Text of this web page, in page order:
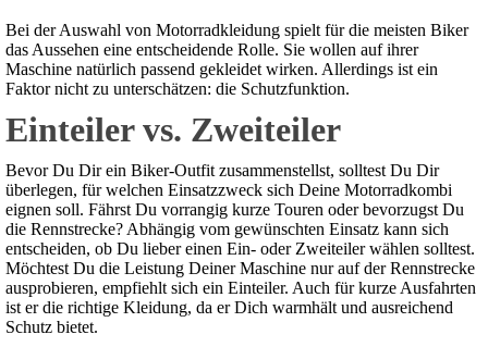
Bei der Auswahl von Motorradkleidung spielt für die meisten Biker
das Aussehen eine entscheidende Rolle. Sie wollen auf ihrer
Maschine natürlich passend gekleidet wirken. Allerdings ist ein
Faktor nicht zu unterschätzen: die Schutzfunktion.
Einteiler vs. Zweiteiler
Bevor Du Dir ein Biker-Outfit zusammenstellst, solltest Du Dir
überlegen, für welchen Einsatzzweck sich Deine Motorradkombi
eignen soll. Fährst Du vorrangig kurze Touren oder bevorzugst Du
die Rennstrecke? Abhängig vom gewünschten Einsatz kann sich
entscheiden, ob Du lieber einen Ein- oder Zweiteiler wählen solltest.
Möchtest Du die Leistung Deiner Maschine nur auf der Rennstrecke
ausprobieren, empfiehlt sich ein Einteiler. Auch für kurze Ausfahrten
ist er die richtige Kleidung, da er Dich warmhält und ausreichend
Schutz bietet.